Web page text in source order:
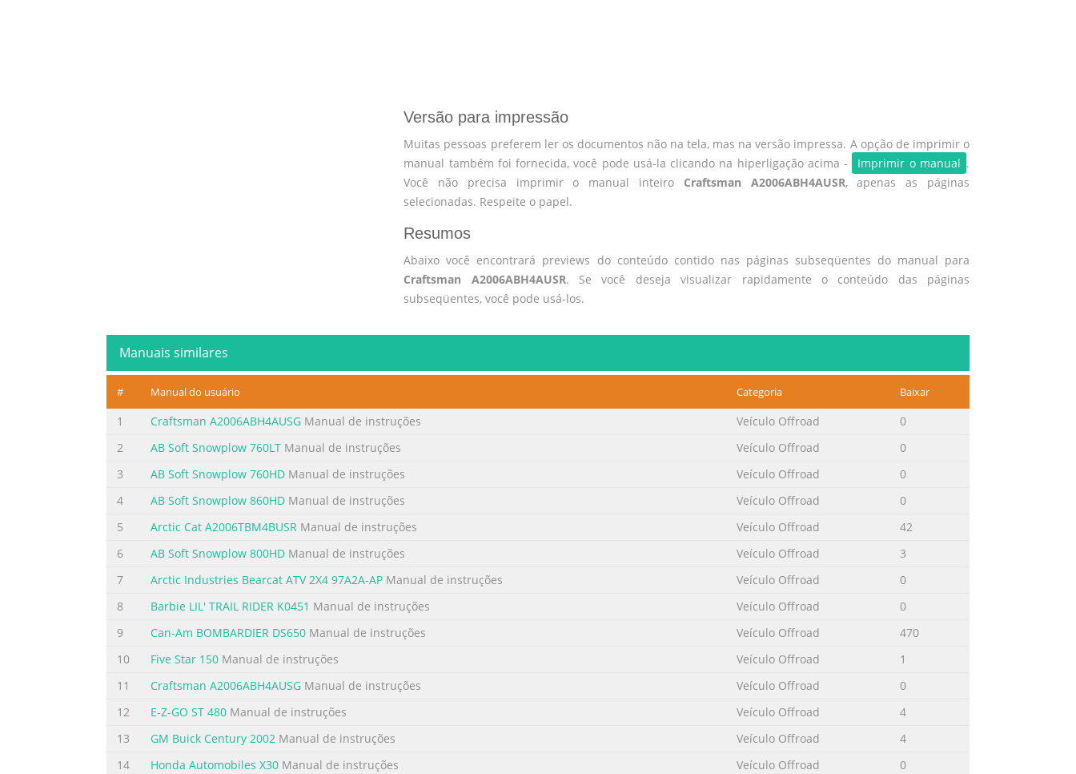
Versão para impressão
Muitas pessoas preferem ler os documentos não na tela, mas na versão impressa. A opção de imprimir o
manual também foi fornecida, você pode usá-la clicando na hiperligação acima -
Imprimir o manual .
Você não precisa imprimir o manual inteiro Craftsman A2006ABH4AUSR, apenas as páginas
selecionadas. Respeite o papel.
Resumos
Abaixo você encontrará previews do conteúdo contido nas páginas subseqüentes do manual para
Craftsman A2006ABH4AUSR. Se você deseja visualizar rapidamente o conteúdo das páginas
subseqüentes, você pode usá-los.
Manuais similares
# Manual do usuário Categoria Baixar
1 Craftsman A2006ABH4AUSG Manual de instruções Veículo Offroad
0
2
AB Soft Snowplow 760LT Manual de instruções Veículo Offroad
0
3
AB Soft Snowplow 760HD Manual de instruções Veículo Offroad
0
4
AB Soft Snowplow 860HD Manual de instruções Veículo Offroad
0
5
Arctic Cat A2006TBM4BUSR Manual de instruções Veículo Offroad
42
6
AB Soft Snowplow 800HD Manual de instruções Veículo Offroad
3
7
Arctic Industries Bearcat ATV 2X4 97A2A-AP Manual de instruções Veículo Offroad
0
8
Barbie LIL' TRAIL RIDER K0451 Manual de instruções Veículo Offroad
0
9
Can-Am BOMBARDIER DS650 Manual de instruções Veículo Offroad
470
10
Five Star 150 Manual de instruções Veículo Offroad
1
11
Craftsman A2006ABH4AUSG Manual de instruções Veículo Offroad
0
12
E-Z-GO ST 480 Manual de instruções Veículo Offroad
4
13
GM Buick Century 2002 Manual de instruções Veículo Offroad
4
14
Honda Automobiles X30 Manual de instruções Veículo Offroad 0